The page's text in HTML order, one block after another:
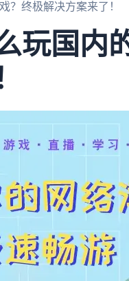
？终极解决方案来了！
玩国内